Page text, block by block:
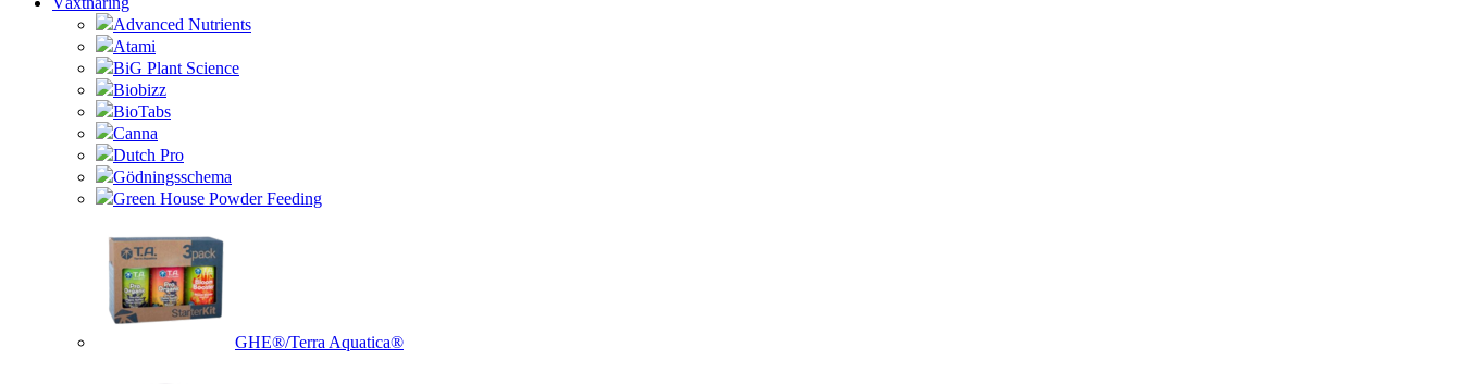
Advanced Nutrients
Atami
BiG Plant Science
Biobizz
BioTabs
Canna
Dutch Pro
Gödningsschema
Green House Powder Feeding
GHE®/Terra Aquatica®